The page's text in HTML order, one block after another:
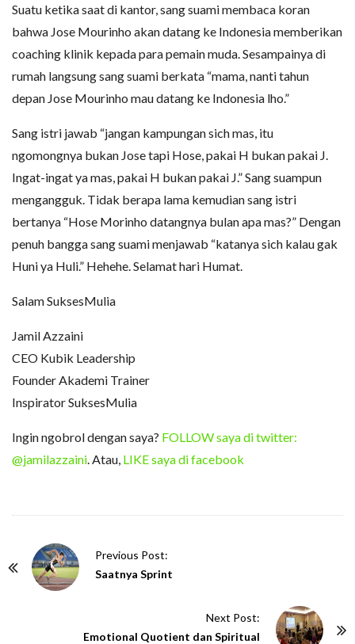
Suatu ketika saat di kantor, sang suami membaca koran
bahwa Jose Mourinho akan datang ke Indonesia memberikan
coaching klinik kepada para pemain muda. Sesampainya di
rumah langsung sang suami berkata “mama, nanti tahun
depan Jose Mourinho mau datang ke Indonesia lho.”
Sang istri jawab “jangan kampungan sich mas, itu
ngomongnya bukan Jose tapi Hose, pakai H bukan pakai J.
Ingat-ingat ya mas, pakai H bukan pakai J.” Sang suampun
mengangguk. Tidak berapa lama kemudian sang istri
bertanya “Hose Morinho datangnya bulan apa mas?” Dengan
penuh bangga sang suami menjawab “katanya sich kalau gak
Huni ya Huli.” Hehehe. Selamat hari Humat.
Salam SuksesMulia
Jamil Azzaini
CEO Kubik Leadership
Founder Akademi Trainer
Inspirator SuksesMulia
Ingin ngobrol dengan saya? FOLLOW saya di twitter:
@jamilazzaini . Atau, LIKE saya di facebook
Previous Post:
Saatnya Sprint
Next Post:
Emotional Quotient dan Spiritual